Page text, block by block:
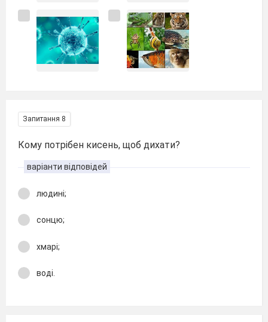
Запитання 8
Кому потрібен кисень, щоб дихати?
варіанти відповідей
людині;
сонцю;
хмарі;
воді.